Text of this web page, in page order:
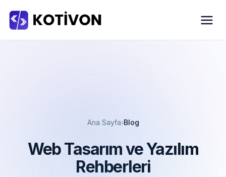
Ana Sayfa Blog
Web Tasarım ve Yazılım
Rehberleri